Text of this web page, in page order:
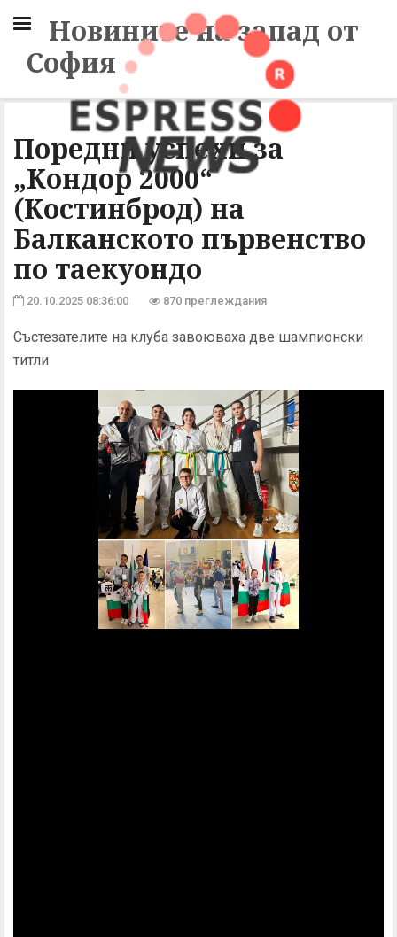
Новините на запад от
София
Поредни успехи за
„Кондор 2000“
(Костинброд) на
Балканското първенство
по таекуондо
20.10.2025 08:36:00 870 преглеждания
Състезателите на клуба завоюваха две шампионски
титли